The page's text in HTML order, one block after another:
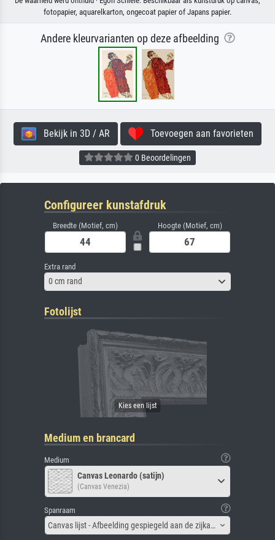
fotopapier, aquarelkarton, ongecoat papier of Japans papier.
Andere kleurvarianten op deze afbeelding
Bekijk in 3D / AR Toevoegen aan favorieten
0 Beoordelingen
Configureer kunstafdruk
Breedte (Motief, cm) Hoogte (Motief, cm)
Extra rand
0 cm rand
Fotolijst
Medium en brancard
Medium
Canvas Leonardo (satijn)
(Canvas Venezia)
Spanraam
Canvas lijst - Afbeelding gespiegeld aan de zijkant